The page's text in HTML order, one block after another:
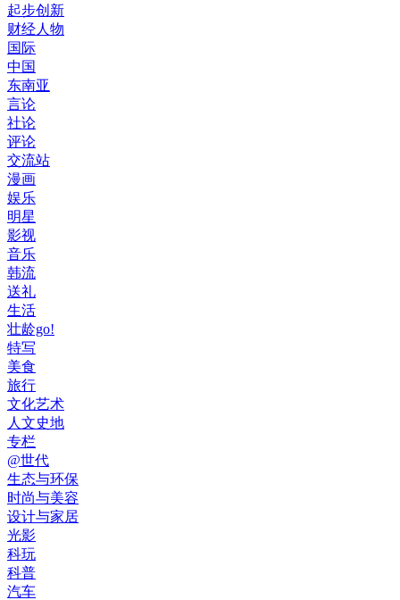
起步创新
财经人物
国际
中国
东南亚
言论
社论
评论
交流站
漫画
娱乐
明星
影视
音乐
韩流
送礼
生活
壮龄go!
特写
美食
旅行
文化艺术
人文史地
专栏
@世代
生态与环保
时尚与美容
设计与家居
光影
科玩
科普
汽车